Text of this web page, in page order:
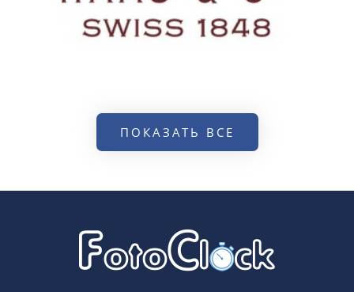
ПОКАЗАТЬ ВСЕ